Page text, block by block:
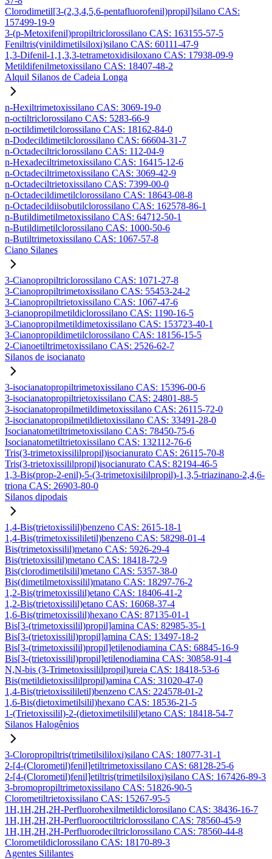
Clorodimetil[3-(2,3,4,5,6-pentafluorofenil)propil]silano CAS:
157499-19-9
3-(p-Metoxifenil)propiltriclorossilano CAS: 163155-57-5
Feniltris(vinildimetilsiloxi)silano CAS: 60111-47-9
1,3-Difenil-1,1,3,3-tetrametoxidisiloxano CAS: 17938-09-9
Metildifenilmetoxissilano CAS: 18407-48-2
Alquil Silanos de Cadeia Longa
n-Hexiltrimetoxissilano CAS: 3069-19-0
n-octiltriclorossilano CAS: 5283-66-9
n-octildimetilclorossilano CAS: 18162-84-0
n-Dodecildimetilclorossilano CAS: 66604-31-7
n-Octadeciltriclorossilano CAS: 112-04-9
n-Hexadeciltrimetoxissilano CAS: 16415-12-6
n-Octadeciltrimetoxissilano CAS: 3069-42-9
n-Octadeciltrietoxissilano CAS: 7399-00-0
n-Octadecildimetilclorossilano CAS: 18643-08-8
n-Octadecildiisobutilclorossilano CAS: 162578-86-1
n-Butildimetilmetoxissilano CAS: 64712-50-1
n-Butildimetilclorossilano CAS: 1000-50-6
n-Butiltrimetoxissilano CAS: 1067-57-8
Ciano Silanes
3-Cianopropiltriclorossilano CAS: 1071-27-8
3-Cianopropiltrimetoxissilano CAS: 55453-24-2
3-Cianopropiltrietoxissilano CAS: 1067-47-6
3-cianopropilmetildiclorossilano CAS: 1190-16-5
3-Cianopropilmetildimetoxissilano CAS: 153723-40-1
3-Cianopropildimetilclorossilano CAS: 18156-15-5
2-Cianoetiltrimetoxissilano CAS: 2526-62-7
Silanos de isocianato
3-isocianatopropiltrimetoxissilano CAS: 15396-00-6
3-isocianatopropiltrietoxissilano CAS: 24801-88-5
3-isocianatopropilmetildimetoxissilano CAS: 26115-72-0
3-isocianatopropilmetildietoxissilano CAS: 33491-28-0
Isocianatometiltrimetoxissilano CAS: 78450-75-6
Isocianatometiltrietoxissilano CAS: 132112-76-6
Tris(3-trimetoxissililpropil)isocianurato CAS: 26115-70-8
Tris(3-trietoxissililpropil)isocianurato CAS: 82194-46-5
1,3-Bis(prop-2-enil)-5-(3-trimetoxisililpropil)-1,3,5-triazinano-2,4,6-
triona CAS: 26903-80-0
Silanos dipodais
1,4-Bis(trietoxissilil)benzeno CAS: 2615-18-1
1,4-Bis(trimetoxissililetil)benzeno CAS: 58298-01-4
Bis(trimetoxissilil)metano CAS: 5926-29-4
Bis(trietoxissilil)metano CAS: 18418-72-9
Bis(clorodimetilsilil)metano CAS: 5357-38-0
Bis(dimetilmetoxissilil)matano CAS: 18297-76-2
1,2-Bis(trimetoxissilil)etano CAS: 18406-41-2
1,2-Bis(trietoxissilil)etano CAS: 16068-37-4
1,6-Bis(trimetoxissilil)hexano CAS: 87135-01-1
Bis[3-(trimetoxissilil)propil]amina CAS: 82985-35-1
Bis[3-(trietoxissilil)propil]amina CAS: 13497-18-2
Bis[3-(trimetoxissilil)propil]etilenodiamina CAS: 68845-16-9
Bis[3-(trietoxissilil)propil]etilenodiamina CAS: 30858-91-4
N,N-bis (3-Trimetoxissililpropil)ureia CAS: 18418-53-6
Bis(metildietoxissililpropil)amina CAS: 31020-47-0
1,4-Bis(trietoxissililetil)benzeno CAS: 224578-01-2
1,6-Bis(dietoximetilsilil)hexano CAS: 18536-21-5
1-(Trietoxissilil)-2-(dietoximetilsilil)etano CAS: 18418-54-7
Silanos Halogênios
3-Cloropropiltris(trimetilsililoxi)silano CAS: 18077-31-1
2-[4-(Clorometil)fenil]etiltrimetoxissilano CAS: 68128-25-6
2-[4-(Clorometil)fenil]etiltris(trimetilsiloxi)silano CAS: 167426-89-3
3-bromopropiltrimetoxissilano CAS: 51826-90-5
Clorometiltrietoxissilano CAS: 15267-95-5
1H,1H,2H,2H-Perfluorohexilmetildiclorosilano CAS: 38436-16-7
1H,1H,2H,2H-Perfluorooctiltriclorossilano CAS: 78560-45-9
1H,1H,2H,2H-Perfluorodeciltriclorossilano CAS: 78560-44-8
Clorometildiclorossilano CAS: 18170-89-3
Agentes Sililantes